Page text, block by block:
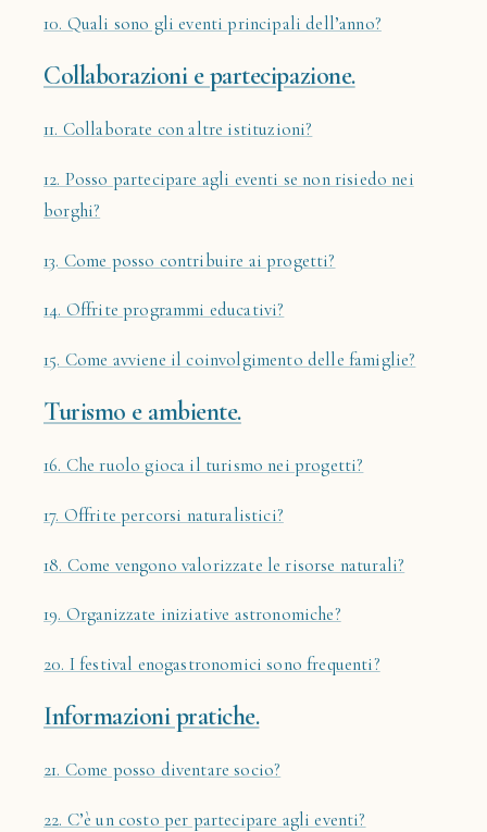
10. Quali sono gli eventi principali dell’anno?
Collaborazioni e partecipazione.
11. Collaborate con altre istituzioni?
12. Posso partecipare agli eventi se non risiedo nei
borghi?
13. Come posso contribuire ai progetti?
14. Offrite programmi educativi?
15. Come avviene il coinvolgimento delle famiglie?
Turismo e ambiente.
16. Che ruolo gioca il turismo nei progetti?
17. Offrite percorsi naturalistici?
18. Come vengono valorizzate le risorse naturali?
19. Organizzate iniziative astronomiche?
20. I festival enogastronomici sono frequenti?
Informazioni pratiche.
21. Come posso diventare socio?
22. C’è un costo per partecipare agli eventi?